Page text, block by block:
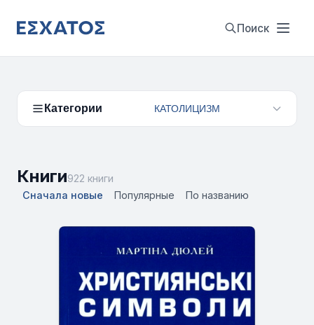
Поиск
Категории КАТОЛИЦИЗМ
Книги922 книги
Сначала новые
Популярные По названию